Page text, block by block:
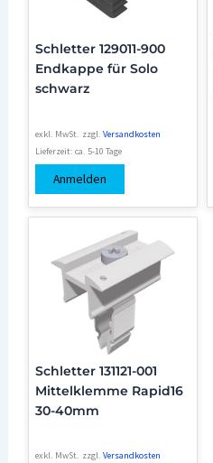
Schletter 129011-900
Endkappe für Solo
schwarz
exkl. MwSt. zzgl.Versandkosten
Lieferzeit:ca. 5-10 Tage
Anmelden
Schletter 131121-001
Mittelklemme Rapid16
30-40mm
exkl. MwSt. zzgl.Versandkosten